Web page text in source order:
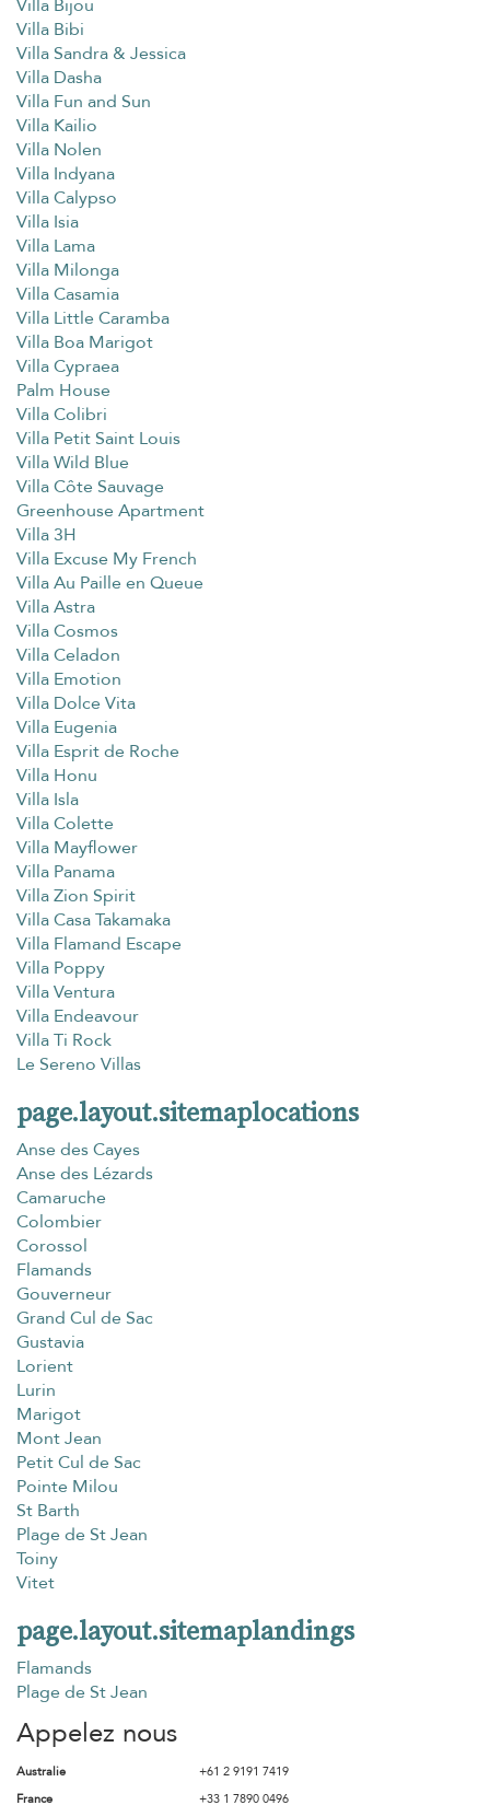
Villa Bijou
Villa Bibi
Villa Sandra & Jessica
Villa Dasha
Villa Fun and Sun
Villa Kailio
Villa Nolen
Villa Indyana
Villa Calypso
Villa Isia
Villa Lama
Villa Milonga
Villa Casamia
Villa Little Caramba
Villa Boa Marigot
Villa Cypraea
Palm House
Villa Colibri
Villa Petit Saint Louis
Villa Wild Blue
Villa Côte Sauvage
Greenhouse Apartment
Villa 3H
Villa Excuse My French
Villa Au Paille en Queue
Villa Astra
Villa Cosmos
Villa Celadon
Villa Emotion
Villa Dolce Vita
Villa Eugenia
Villa Esprit de Roche
Villa Honu
Villa Isla
Villa Colette
Villa Mayflower
Villa Panama
Villa Zion Spirit
Villa Casa Takamaka
Villa Flamand Escape
Villa Poppy
Villa Ventura
Villa Endeavour
Villa Ti Rock
Le Sereno Villas
page.layout.sitemaplocations
Anse des Cayes
Anse des Lézards
Camaruche
Colombier
Corossol
Flamands
Gouverneur
Grand Cul de Sac
Gustavia
Lorient
Lurin
Marigot
Mont Jean
Petit Cul de Sac
Pointe Milou
St Barth
Plage de St Jean
Toiny
Vitet
page.layout.sitemaplandings
Flamands
Plage de St Jean
Appelez nous
Australie
+61 2 9191 7419
France
+33 1 7890 0496